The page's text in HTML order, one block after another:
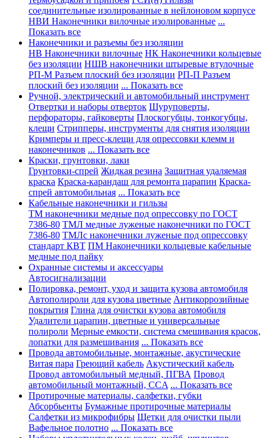
соединительные изолированные в нейлоновом корпусе
НВИ Наконечники вилочные изолированные ...
Показать все
Наконечники и разъемы без изоляции
НВ Наконечники вилочные НК Наконечники кольцевые
без изоляции НШВ наконечники штыревые втулочные
РП-М Разъем плоский без изоляции РП-П Разъем
плоский без изоляции ... Показать все
Ручной, электрический и автомобильный инструмент
Отвертки и наборы отверток Шуруповерты,
перфораторы, гайковерты Плоскогубцы, тонкогубцы,
клещи Стрипперы, инструменты для снятия изоляции
Кримперы и пресс-клещи для опрессовки клемм и
наконечников ... Показать все
Краски, грунтовки, лаки
Грунтовки-спрей Жидкая резина Защитная удаляемая
краска Краска-карандаш для ремонта царапин Краска-
спрей автомобильная ... Показать все
Кабельные наконечники и гильзы
ТМ наконечники медные под опрессовку по ГОСТ
7386-80 ТМЛ медные луженые наконечники по ГОСТ
7386-80 ТМЛс наконечники луженые под опрессовку
стандарт КВТ ПМ Наконечники кольцевые кабельные
медные под пайку
Охранные системы и аксессуары
Автосигнализации
Полировка, ремонт, уход и защита кузова автомобиля
Автополироли для кузова цветные Антикоррозийные
покрытия Глина для очистки кузова автомобиля
Удалители царапин, цветные и универсальные
полироли Мерные емкости, система смешивания красок,
лопатки для размешивания ... Показать все
Провода автомобильные, монтажные, акустические
Витая пара Греющий кабель Акустический кабель
Провод автомобильный медный, ПГВА Провод
автомобильный монтажный, CCA ... Показать все
Протирочные материалы, салфетки, губки
Абсорбьенты Бумажные протирочные материалы
Салфетки из микрофибры Щетки для очистки пыли
Вафельное полотно ... Показать все